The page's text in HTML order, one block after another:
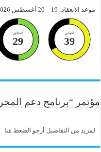
موعد الانعقاد: 19 – 20 أغسطس 2026م
الدقائق
29
الثواني
39
مؤتمر “برنامج دعم
لمزيد من التفاصيل أرجو الضعط هنا